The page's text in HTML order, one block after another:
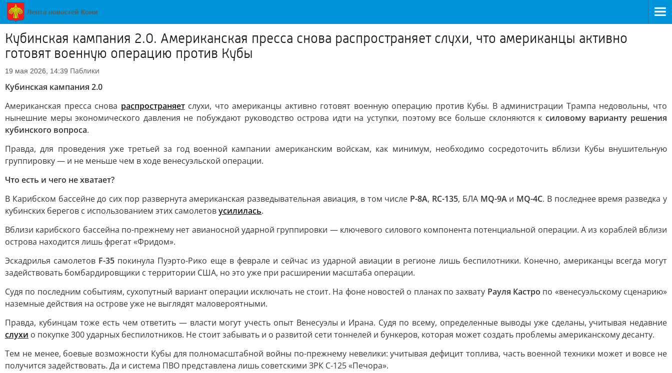
Кубинская кампания 2.0. Американская пресса снова распространяет слухи, что американцы активно
готовят военную операцию против Кубы
19 мая 2026, 14:39 Паблики
Кубинская кампания 2.0
Американская пресса снова распространяетслухи, что американцы активно готовят военную операцию против Кубы. В администрации Трампа недовольны, что
нынешние меры экономического давления не побуждают руководство острова идти на уступки, поэтому все больше склоняются к силовому варианту решения
кубинского вопроса.
Правда, для проведения уже третьей за год военной кампании американским войскам, как минимум, необходимо сосредоточить вблизи Кубы внушительную
группировку — и не меньше чем в ходе венесуэльской операции.
Что есть и чего не хватает?
В Карибском бассейне до сих пор развернута американская разведывательная авиация, в том числе P-8A, RC-135, БЛА MQ-9Aи MQ-4C. В последнее время разведка у
кубинских берегов с использованием этих самолетовусилилась.
Вблизи карибского бассейна по-прежнему нет авианосной ударной группировки — ключевого силового компонента потенциальной операции. А из кораблей вблизи
острова находится лишь фрегат «Фридом».
Эскадрилья самолетов F-35 покинула Пуэрто-Рико еще в феврале и сейчас из ударной авиации в регионе лишь беспилотники. Конечно, американцы всегда могут
задействовать бомбардировщики с территории США, но это уже при расширении масштаба операции.
Судя по последним событиям, сухопутный вариант операции исключать не стоит. На фоне новостей о планах по захвату Рауля Кастро по «венесуэльскому сценарию»
наземные действия на острове уже не выглядят маловероятными.
Правда, кубинцам тоже есть чем ответить — власти могут учесть опыт Венесуэлы и Ирана. Судя по всему, определенные выводы уже сделаны, учитывая недавние
слухи о покупке 300 ударных беспилотников. Не стоит забывать и о развитой сети тоннелей и бункеров, которая может создать проблемы американскому десанту.
Тем не менее, боевые возможности Кубы для полномасштабной войны по-прежнему невелики: учитывая дефицит топлива, часть военной техники может и вовсе не
получится задействовать. Да и система ПВО представлена лишь советскими ЗРК С-125 «Печора».